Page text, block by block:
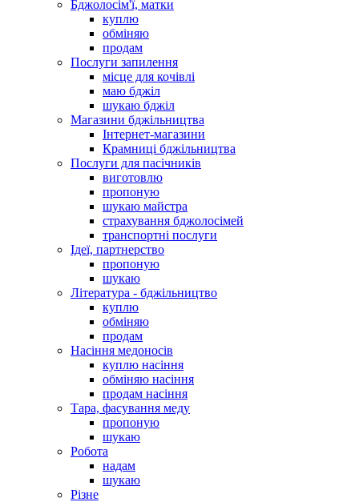
Бджолосім'ї, матки
куплю
обміняю
продам
Послуги запилення
місце для кочівлі
маю бджіл
шукаю бджіл
Магазини бджільництва
Інтернет-магазини
Крамниці бджільництва
Послуги для пасічників
виготовлю
пропоную
шукаю майстра
страхування бджолосімей
транспортні послуги
Ідеї, партнерство
пропоную
шукаю
Література - бджільництво
куплю
обміняю
продам
Насіння медоносів
куплю насіння
обміняю насіння
продам насіння
Тара, фасування меду
пропоную
шукаю
Робота
надам
шукаю
Різне